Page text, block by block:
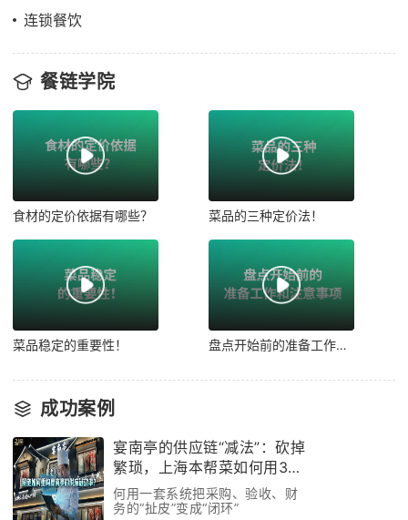
连锁餐饮
餐链学院
食材的定价依据有哪些？ 菜品的三种定价法！
菜品稳定的重要性！ 盘点开始前的准备工作和注意事项！
成功案例
宴南亭的供应链“减法”：砍掉
繁琐，上海本帮菜如何用3个
月跑通效率革命
何用一套系统把采购、验收、财
务的“扯皮”变成“闭环”